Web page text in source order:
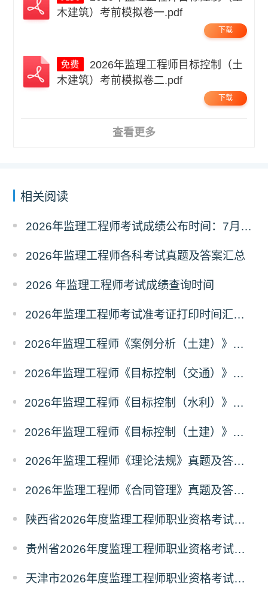
木建筑）考前模拟卷一.pdf
下载
木建筑）考前模拟卷二.pdf
下载
查看更多
相关阅读
2026年监理工程师考试成绩公布时间：7月21日
2026年监理工程师各科考试真题及答案汇总
2026 年监理工程师考试成绩查询时间
2026年监理工程师考试准考证打印时间汇总（全国各省）
2026年监理工程师《案例分析（土建）》真题及答案解析（考后更新）
2026年监理工程师《目标控制（交通）》真题及答案解析（考后更新）
2026年监理工程师《目标控制（水利）》真题及答案解析考后更新
2026年监理工程师《目标控制（土建）》真题及答案解析（考后更新）
2026年监理工程师《理论法规》真题及答案解析（已更新）
2026年监理工程师《合同管理》真题及答案解析（已更新）
陕西省2026年度监理工程师职业资格考试考务通知
贵州省2026年度监理工程师职业资格考试报名通知
天津市2026年度监理工程师职业资格考试报名通知